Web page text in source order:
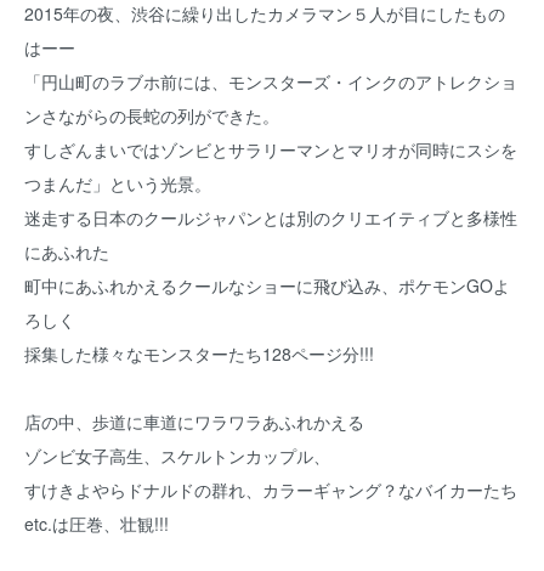
2015年の夜、渋谷に繰り出したカメラマン５人が目にしたもの
はーー
「円山町のラブホ前には、モンスターズ・インクのアトレクショ
ンさながらの長蛇の列ができた。
すしざんまいではゾンビとサラリーマンとマリオが同時にスシを
つまんだ」という光景。
迷走する日本のクールジャパンとは別のクリエイティブと多様性
にあふれた
町中にあふれかえるクールなショーに飛び込み、ポケモンGOよ
ろしく
採集した様々なモンスターたち128ページ分!!!
店の中、歩道に車道にワラワラあふれかえる
ゾンビ女子高生、スケルトンカップル、
すけきよやらドナルドの群れ、カラーギャング？なバイカーたち
etc.は圧巻、壮観!!!